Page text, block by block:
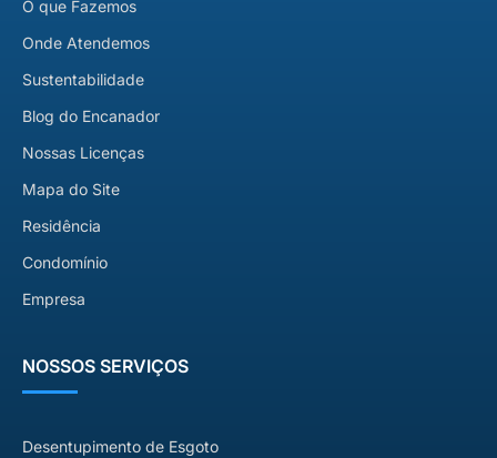
O que Fazemos
Onde Atendemos
Sustentabilidade
Blog do Encanador
Nossas Licenças
Mapa do Site
Residência
Condomínio
Empresa
NOSSOS SERVIÇOS
Desentupimento de Esgoto